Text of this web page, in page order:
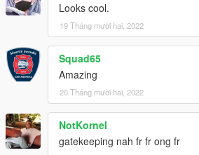
Looks cool.
19 Tháng mười hai, 2022
Squad65
Amazing
20 Tháng mười hai, 2022
NotKornel
gatekeeping nah fr fr ong fr